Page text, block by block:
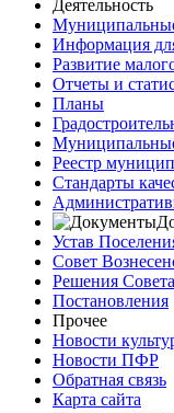
Деятельность
Информация
Развитие
Отчеты и
Планы
Реестр
Стандарты
Устав
Совет
Решения
Постановления
Прочее
Новости
Новости ПФР
Обратная связь
Карта сайта